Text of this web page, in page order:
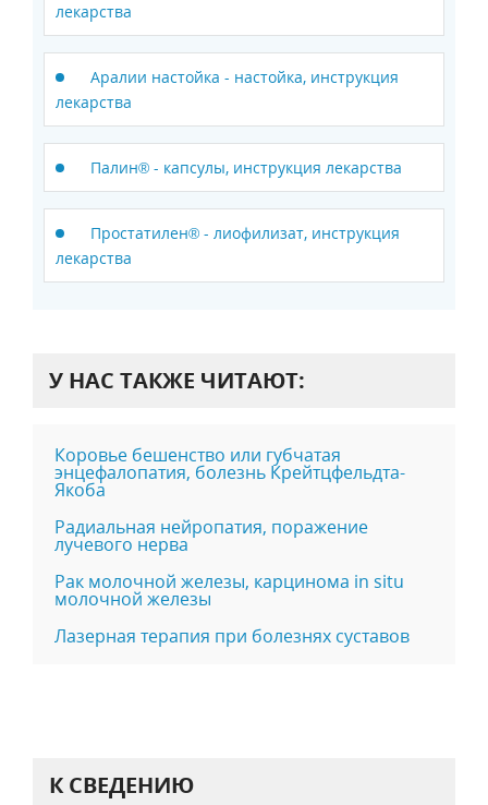
лекарства
Аралии настойка - настойка, инструкция
лекарства
Палин® - капсулы, инструкция лекарства
Простатилен® - лиофилизат, инструкция
лекарства
У НАС ТАКЖЕ ЧИТАЮТ:
Коровье бешенство или губчатая
энцефалопатия, болезнь Крейтцфельдта-
Якоба
Радиальная нейропатия, поражение
лучевого нерва
Рак молочной железы, карцинома in situ
молочной железы
Лазерная терапия при болезнях суставов
К СВЕДЕНИЮ